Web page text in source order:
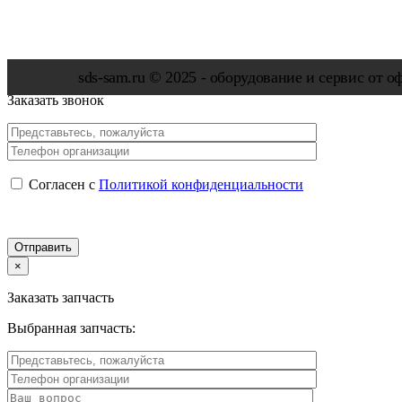
sds-sam.ru © 2025 - oбopудoвaниe и cepвиc oт
Заказать звонок
Согласен с Политикой конфиденциальности
×
Заказать запчасть
Выбранная запчасть: